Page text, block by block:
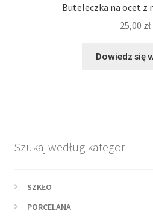
Buteleczka na ocet z
25,00 zł
Dowiedz się
Szukaj według kategorii
SZKŁO
PORCELANA